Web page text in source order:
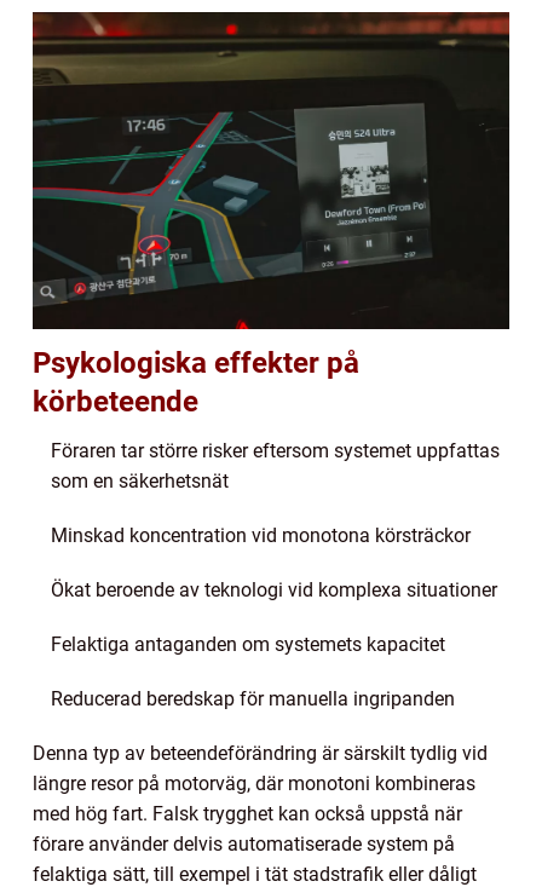
Psykologiska effekter på
körbeteende
Föraren tar större risker eftersom systemet uppfattas
som en säkerhetsnät
Minskad koncentration vid monotona körsträckor
Ökat beroende av teknologi vid komplexa situationer
Felaktiga antaganden om systemets kapacitet
Reducerad beredskap för manuella ingripanden
Denna typ av beteendeförändring är särskilt tydlig vid
längre resor på motorväg, där monotoni kombineras
med hög fart. Falsk trygghet kan också uppstå när
förare använder delvis automatiserade system på
felaktiga sätt, till exempel i tät stadstrafik eller dåligt